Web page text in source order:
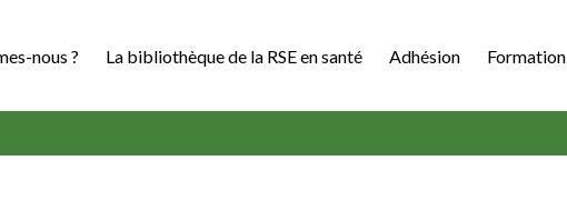
nous ? La bibliothèque de la RSE en santé Adhésion Formation